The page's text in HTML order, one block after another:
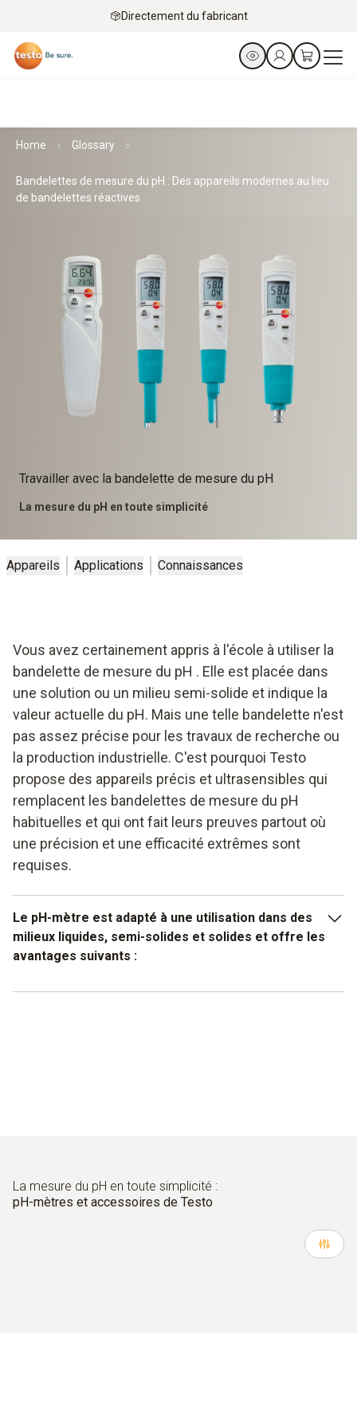
Directement du fabricant
Home Glossary
Bandelettes de mesure du pH : Des appareils modernes au lieu
de bandelettes réactives
Travailler avec la bandelette de mesure du pH
La mesure du pH en toute simplicité
Appareils Applications Connaissances
Vous avez certainement appris à l'école à utiliser la
bandelette de mesure du pH . Elle est placée dans
une solution ou un milieu semi-solide et indique la
valeur actuelle du pH. Mais une telle bandelette n'est
pas assez précise pour les travaux de recherche ou
la production industrielle. C'est pourquoi Testo
propose des appareils précis et ultrasensibles qui
remplacent les bandelettes de mesure du pH
habituelles et qui ont fait leurs preuves partout où
une précision et une efficacité extrêmes sont
requises.
Le pH-mètre est adapté à une utilisation dans des
milieux liquides, semi-solides et solides et offre les
avantages suivants :
La mesure du pH en toute simplicité :
pH-mètres et accessoires de Testo